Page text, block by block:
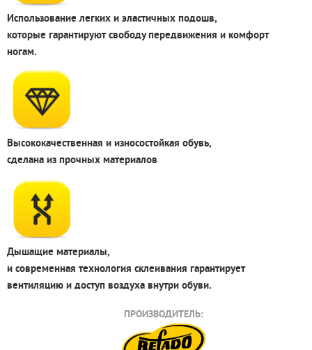
Использование легких и эластичных подошв,
которые гарантируют свободу передвижения и комфорт
ногам.
Высококачественная и износостойкая обувь,
сделана из прочных материалов
Дышащие материалы,
и современная технология склеивания гарантирует
вентиляцию и доступ воздуха внутри обуви.
ПРОИЗВОДИТЕЛЬ: